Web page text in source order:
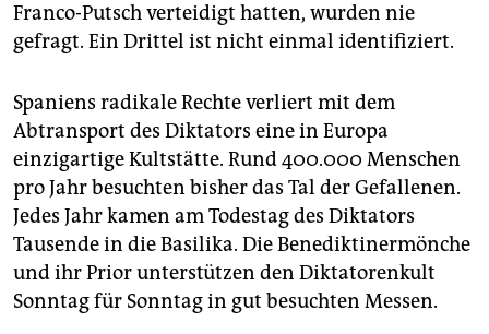
Franco-Putsch verteidigt hatten, wurden nie
gefragt. Ein Drittel ist nicht einmal identifiziert.
Spaniens radikale Rechte verliert mit dem
Abtransport des Diktators eine in Europa
einzigartige Kultstätte. Rund 400.000 Menschen
pro Jahr besuchten bisher das Tal der Gefallenen.
Jedes Jahr kamen am Todestag des Diktators
Tausende in die Basilika. Die Benediktinermönche
und ihr Prior unterstützen den Diktatorenkult
Sonntag für Sonntag in gut besuchten Messen.